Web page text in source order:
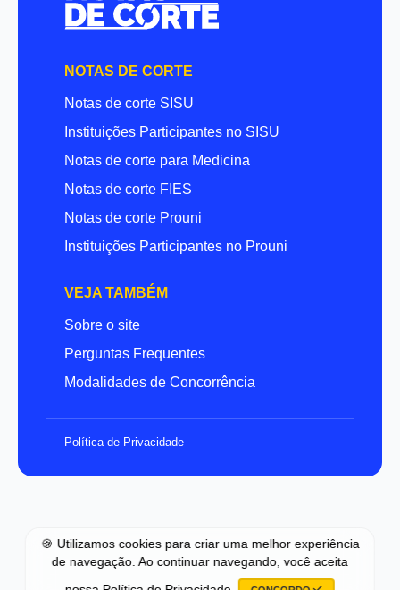
NOTAS DE CORTE
Notas de corte SISU
Instituições Participantes no SISU
Notas de corte para Medicina
Notas de corte FIES
Notas de corte Prouni
Instituições Participantes no Prouni
VEJA TAMBÉM
Sobre o site
Perguntas Frequentes
Modalidades de Concorrência
Política de Privacidade
🍪 Utilizamos cookies para criar uma melhor experiência
de navegação. Ao continuar navegando, você aceita